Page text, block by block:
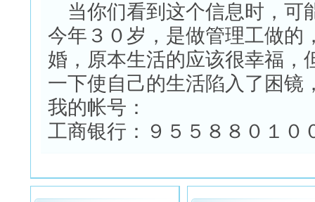
当你们看到这个信息时，可
今年３０岁，是做管理工做的
婚，原本生活的应该很幸福，
一下使自己的生活陷入了困镜
我的帐号：
工商银行：９５５８８０１０